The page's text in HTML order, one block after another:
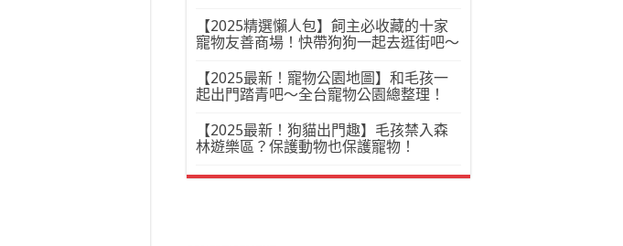
【2025精選懶人包】飼主必收藏的十家
寵物友善商場！快帶狗狗一起去逛街吧～
【2025最新！寵物公園地圖】和毛孩一
起出門踏青吧～全台寵物公園總整理！
【2025最新！狗貓出門趣】毛孩禁入森
林遊樂區？保護動物也保護寵物！